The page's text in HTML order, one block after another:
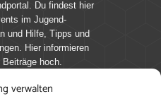
verwalten
Du findest hier
im Jugend-
und Hilfe, Tipps und
Hier informieren
hoch.